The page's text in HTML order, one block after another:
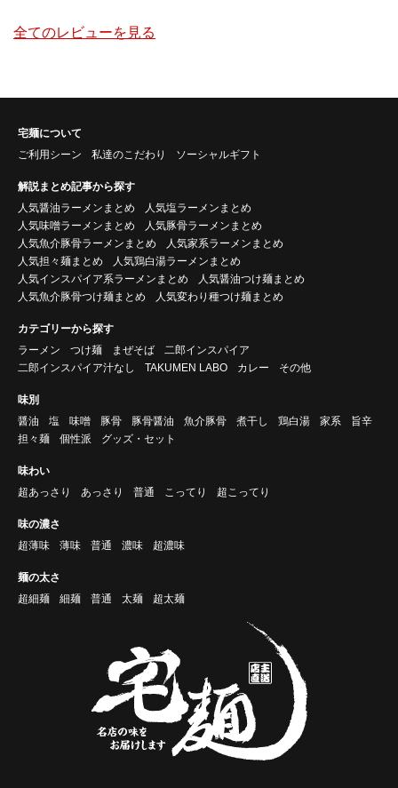
全てのレビューを見る
宅麺について
ご利用シーン
私達のこだわり ソーシャルギフト
解説まとめ記事から探す
人気醤油ラーメンまとめ
人気塩ラーメンまとめ
人気味噌ラーメンまとめ
人気豚骨ラーメンまとめ
人気魚介豚骨ラーメンまとめ
人気家系ラーメンまとめ
人気担々麺まとめ
人気鶏白湯ラーメンまとめ
人気インスパイア系ラーメンまとめ
人気醤油つけ麺まとめ
人気魚介豚骨つけ麺まとめ
人気変わり種つけ麺まとめ
カテゴリーから探す
ラーメン
つけ麺 まぜそば
二郎インスパイア
二郎インスパイア汁なし
TAKUMEN LABO カレー その他
味別
醤油
塩 味噌 豚骨 豚骨醤油 魚介豚骨 煮干し 鶏白湯 家系
旨辛
担々麺
個性派 グッズ・セット
味わい
超あっさり
あっさり 普通 こってり 超こってり
味の濃さ
超薄味
薄味 普通 濃味 超濃味
麺の太さ
超細麺
細麺 普通 太麺 超太麺